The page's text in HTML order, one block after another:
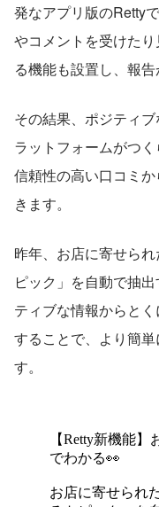
発なアプリ版のRetty
やコメントを受けた
る機能も設置し、報
その結果、ポジティ
ラットフォームがつ
信頼性の高い口コミ
きます。
昨年、お店に寄せら
ピック」を自動で抽
ティブな情報からと
することで、より簡
す。